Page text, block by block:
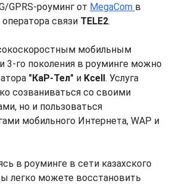
GPRS-роуминг от MegaCom в
связи TELE2.
мобильным
3-го поколения в роуминге можно
"КаР-Тел" и Kcell. Услуга
созваниваться со своими
но и пользоваться
мобильного Интернета, WAP и
в роуминге в сети казахского
легко можете восстановить